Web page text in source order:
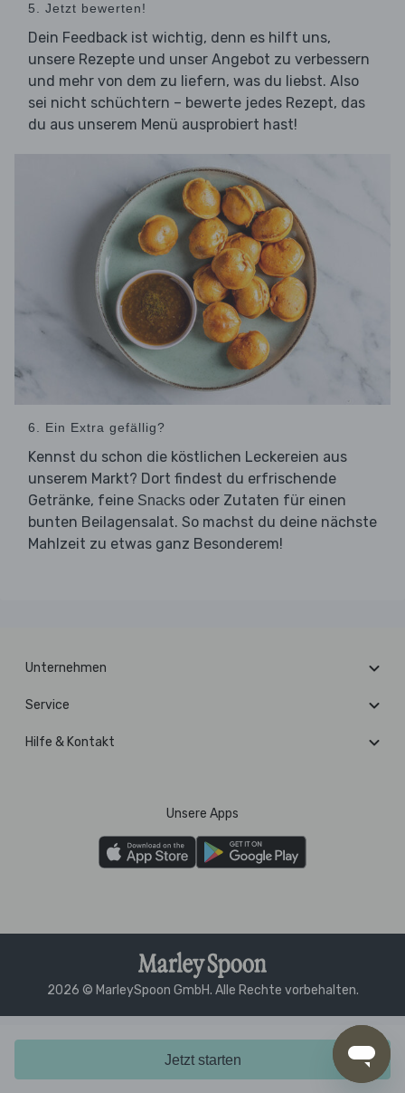
Jetzt starten
5. Jetzt bewerten!
Dein Feedback ist wichtig, denn es hilft uns,
unsere Rezepte und unser Angebot zu verbessern
und mehr von dem zu liefern, was du liebst. Also
sei nicht schüchtern – bewerte jedes Rezept, das
du aus unserem Menü ausprobiert hast!
6. Ein Extra gefällig?
Kennst du schon die köstlichen Leckereien aus
unserem Markt? Dort findest du erfrischende
Getränke, feine Snacks oder Zutaten für einen
bunten Beilagensalat. So machst du deine nächste
Mahlzeit zu etwas ganz Besonderem!
Unternehmen
Service
Hilfe & Kontakt
Unsere Apps
2026 © MarleySpoon GmbH. Alle Rechte vorbehalten.